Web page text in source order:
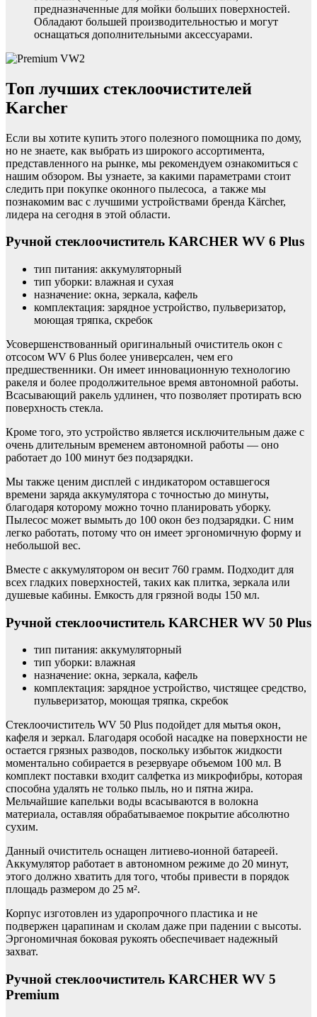
предназначенные для мойки больших поверхностей.
Обладают большей производительностью и могут
оснащаться дополнительными аксессуарами.
Топ лучших стеклоочистителей
Karcher
Если вы хотите купить этого полезного помощника по дому,
но не знаете, как выбрать из широкого ассортимента,
представленного на рынке, мы рекомендуем ознакомиться с
нашим обзором. Вы узнаете, за какими параметрами стоит
следить при покупке оконного пылесоса, а также мы
познакомим вас с лучшими устройствами бренда Kärcher,
лидера на сегодня в этой области.
Ручной стеклоочиститель KARCHER WV 6 Plus
тип питания: аккумуляторный
тип уборки: влажная и сухая
назначение: окна, зеркала, кафель
комплектация: зарядное устройство, пульверизатор,
моющая тряпка, скребок
Усовершенствованный оригинальный очиститель окон с
отсосом WV 6 Plus более универсален, чем его
предшественники. Он имеет инновационную технологию
ракеля и более продолжительное время автономной работы.
Всасывающий ракель удлинен, что позволяет протирать всю
поверхность стекла.
Кроме того, это устройство является исключительным даже с
очень длительным временем автономной работы — оно
работает до 100 минут без подзарядки.
Мы также ценим дисплей с индикатором оставшегося
времени заряда аккумулятора с точностью до минуты,
благодаря которому можно точно планировать уборку.
Пылесос может вымыть до 100 окон без подзарядки. С ним
легко работать, потому что он имеет эргономичную форму и
небольшой вес.
Вместе с аккумулятором он весит 760 грамм. Подходит для
всех гладких поверхностей, таких как плитка, зеркала или
душевые кабины. Емкость для грязной воды 150 мл.
Ручной стеклоочиститель KARCHER WV 50 Plus
тип питания: аккумуляторный
тип уборки: влажная
назначение: окна, зеркала, кафель
комплектация: зарядное устройство, чистящее средство,
пульверизатор, моющая тряпка, скребок
Стеклоочиститель WV 50 Plus подойдет для мытья окон,
кафеля и зеркал. Благодаря особой насадке на поверхности не
остается грязных разводов, поскольку избыток жидкости
моментально собирается в резервуаре объемом 100 мл. В
комплект поставки входит салфетка из микрофибры, которая
способна удалять не только пыль, но и пятна жира.
Мельчайшие капельки воды всасываются в волокна
материала, оставляя обрабатываемое покрытие абсолютно
сухим.
Данный очиститель оснащен литиево-ионной батареей.
Аккумулятор работает в автономном режиме до 20 минут,
этого должно хватить для того, чтобы привести в порядок
площадь размером до 25 м².
Корпус изготовлен из ударопрочного пластика и не
подвержен царапинам и сколам даже при падении с высоты.
Эргономичная боковая рукоять обеспечивает надежный
захват.
Ручной стеклоочиститель KARCHER WV 5
Premium